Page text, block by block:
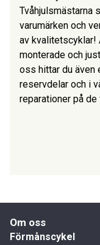
Tvåhjulsmästarna
varumärken och
av kvalitetscyklar!
monterade och
oss hittar du även
reservdelar och i
reparationer på de
Om oss
Förmånscykel